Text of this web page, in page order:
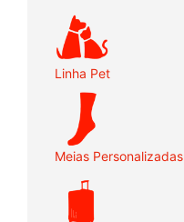
Linha Pet
Meias Personalizadas